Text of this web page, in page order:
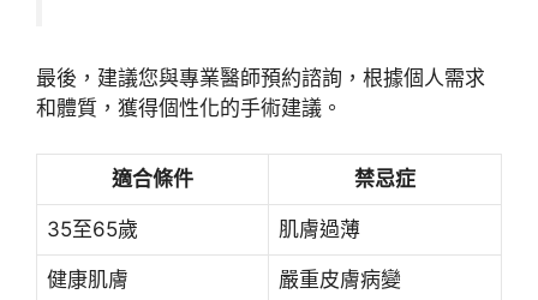
最後，建議您與專業醫師預約諮詢，根據個人需求
和體質，獲得個性化的手術建議。
適合條件 禁忌症
35至65歲 肌膚過薄
健康肌膚 嚴重皮膚病變